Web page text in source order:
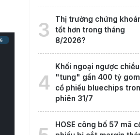
3
Thị trường chứng
tốt hơn trong tháng
8/2026?
4
Khối ngoại ngược chiều
"tung" gần 400 tỷ
cổ phiếu bluechips
phiên 31/7
HOSE công bố 57 mã